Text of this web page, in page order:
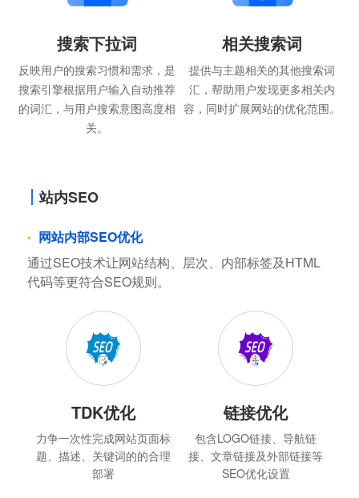
搜索下拉词
反映用户的搜索习惯和需求，是
搜索引擎根据用户输入自动推荐
的词汇，与用户搜索意图高度相
关。
相关搜索词
提供与主题相关的其他搜索词
汇，帮助用户发现更多相关内
容，同时扩展网站的优化范围。
站内SEO
网站内部SEO优化
通过SEO技术让网站结构、层次、内部标签及HTML
代码等更符合SEO规则。
TDK优化
力争一次性完成网站页面标
题、描述、关键词的的合理
部署
链接优化
包含LOGO链接、导航链
接、文章链接及外部链接等
SEO优化设置